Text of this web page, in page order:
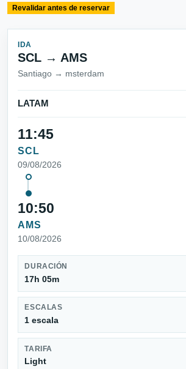
Revalidar antes de reservar
IDA
SCL → AMS
Santiago → msterdam
LATAM
11:45
SCL
09/08/2026
10:50
AMS
10/08/2026
DURACIÓN
17h 05m
ESCALAS
1 escala
TARIFA
Light